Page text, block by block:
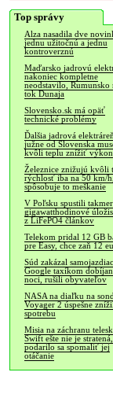
Top správy
Alza nasadila dve
jednu užitočnú a jednu
kontroverznú
Maďarsko jadrovú
nakoniec kompletne
neodstavilo, Rumunsko
tok Dunaja
Slovensko.sk má opäť
technické problémy
Ďalšia jadrová elektráreň
južne od Slovenska
kvôli teplu znížiť výkon
Železnice znižujú kvôli
rýchlosť iba na 50 km/h,
spôsobuje to meškanie
V Poľsku spustili takmer
gigawatthodinové
z LiFePO4 článkov
Telekom pridal 12 GB
pre Easy, chce zaň 12
Súd zakázal
Google taxíkom
noci, rušili obyvateľov
NASA na diaľku na
Voyager 2 úspešne
spotrebu
Misia na záchranu
Swift ešte nie je stratená,
podarilo sa spomaliť jej
otáčanie